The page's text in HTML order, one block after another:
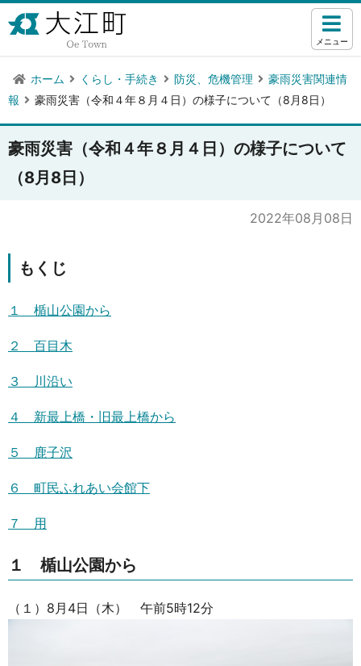
メニュー
ホーム くらし・手続き 防災、危機管理
豪雨災害関連情
報
豪雨災害（令和４年８月４日）の様子について（8月8日）
豪雨災害（令和４年８月４日）の様子について
（8月8日）
2022年08月08日
もくじ
１ 楯山公園から
２ 百目木
３ 川沿い
４ 新最上橋・旧最上橋から
５ 鹿子沢
６ 町民ふれあい会館下
７ 用
１ 楯山公園から
（１）8月4日（木） 午前5時12分